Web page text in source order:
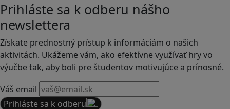
Prihláste sa k odberu nášho
newslettera
Získate prednostný prístup k informáciám o našich
aktivitách. Ukážeme vám, ako efektívne využívať hry vo
výučbe tak, aby boli pre študentov motivujúce a prínosné.
Váš email
Prihláste sa k odberu